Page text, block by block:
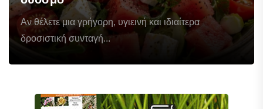
Αν θέλετε μια γρήγορη, υγιεινή και ιδιαίτερα
δροσιστική συνταγή...